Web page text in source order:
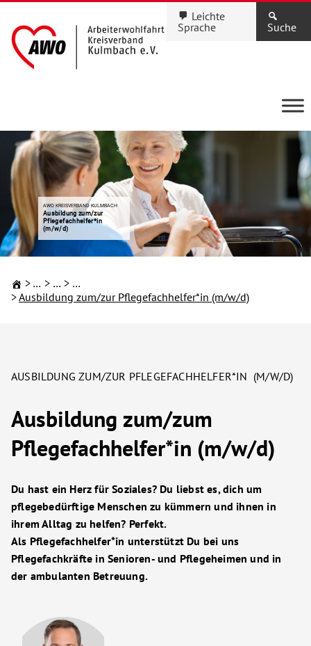
Leichte
Sprache
Suche
AWO KREISVERBAND KULMBACH
Ausbildung zum/zur
Pflegefachhelfer*in
(m/w/d)
Ausbildung
karriereKreisverband Kulmbach
Ausbildung zum/zur Pflegefachhelfer*in (m/w/d)
AUSBILDUNG ZUM/ZUR PFLEGEFACHHELFER*IN (M/W/D)
Ausbildung zum/zum
Pflegefachhelfer*in (m/w/d)
Du hast ein Herz für Soziales? Du liebst es, dich um
pflegebedürftige Menschenzu kümmern und ihnen in
ihrem Alltag zu helfen? Perfekt.
Als Pflegefachhelfer*in unterstützt Du bei uns
Pflegefachkräfte in Senioren- und Pflegeheimen und in
der ambulanten Betreuung.